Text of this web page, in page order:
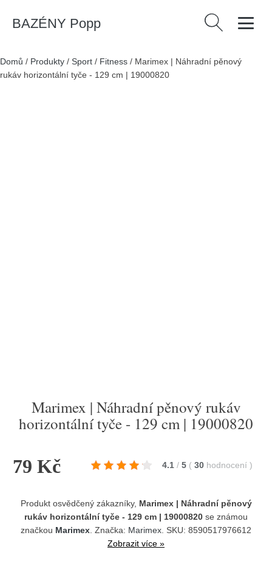
BAZÉNY Popp Vyhledávání
Domů / Produkty / Sport / Fitness / Marimex | Náhradní pěnový
rukáv horizontální tyče - 129 cm | 19000820
Marimex | Náhradní pěnový rukáv
horizontální tyče - 129 cm | 19000820
79 Kč 4.1 / 5 ( 30 hodnocení )
Produkt osvědčený zákazníky, Marimex | Náhradní pěnový
rukáv horizontální tyče - 129 cm | 19000820 se známou
značkou Marimex . Značka: Marimex . SKU: 8590517976612
Zobrazit více »